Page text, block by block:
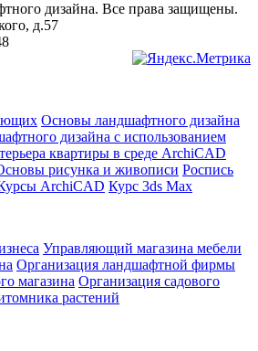
дизайна. Все права защищены.
д.57
Основы ландшафтного дизайна
дизайна с использованием
квартиры в среде ArchiCAD
рисунка и живописи Роспись
ArchiCAD Курс 3ds Max
Управляющий магазина мебели
Организация ландшафтной фирмы
магазина Организация садового
растений